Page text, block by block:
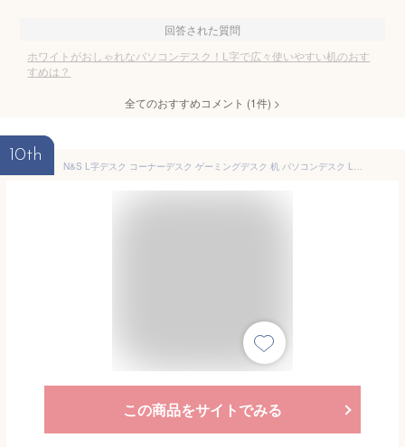
回答された質問
ホワイトがおしゃれなパソコンデスク！L字で広々使いやすい机のおす
すめは？
全てのおすすめコメント (1件) >
10th
N&S L字デスク コーナーデスク ゲーミングデスク 机 パソコンデスク L型 足元フリー設計L字型 木製 幅115cm+80cm コーナーデスク オフィスデスク 在宅勤務 書斎 組立簡単 ブラック/ホワイト/ナチュラル (ホワイト×ホワイト, 60 ×115cm＋40×80cm)
この商品をサイトでみる